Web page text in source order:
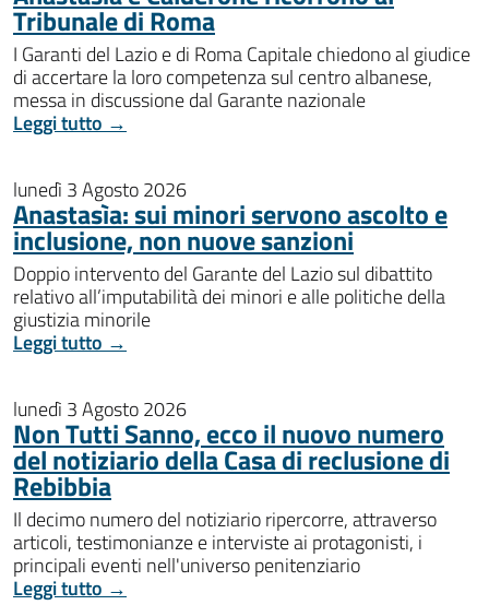
Tribunale di Roma
I Garanti del Lazio e di Roma Capitale chiedono al giudice
di accertare la loro competenza sul centro albanese,
messa in discussione dal Garante nazionale
Leggi tutto →
lunedì 3 Agosto 2026
Anastasìa: sui minori servono ascolto e
inclusione, non nuove sanzioni
Doppio intervento del Garante del Lazio sul dibattito
relativo all’imputabilità dei minori e alle politiche della
giustizia minorile
Leggi tutto →
lunedì 3 Agosto 2026
Non Tutti Sanno, ecco il nuovo numero
del notiziario della Casa di reclusione di
Rebibbia
Il decimo numero del notiziario ripercorre, attraverso
articoli, testimonianze e interviste ai protagonisti, i
principali eventi nell'universo penitenziario
Leggi tutto →